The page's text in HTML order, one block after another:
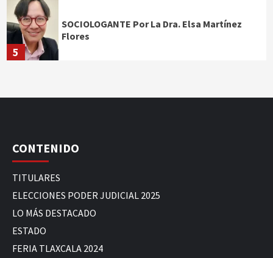
5
SOCIOLOGANTE Por La Dra. Elsa Martínez
Flores
CONTENIDO
TITULARES
ELECCIONES PODER JUDICIAL 2025
LO MÁS DESTACADO
ESTADO
FERIA TLAXCALA 2024